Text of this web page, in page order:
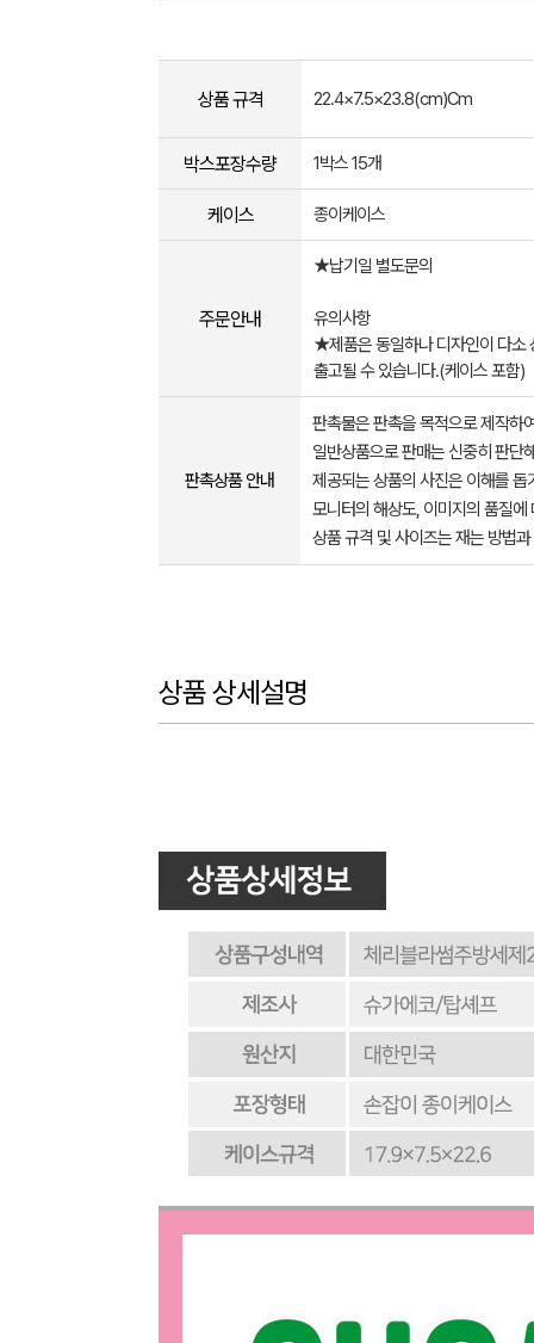
상품 규격 22.4×7.5×23.8(cm)Cm
박스포장수량 1박스 15개
케이스 종이케이스
주문안내
★납기일 별도문의
유의사항
★제품은 동일하나 디자인이 다소
출고될 수 있습니다.(케이스 포함)
판촉상품 안내
판촉물은 판촉을 목적으로 제작하
일반상품으로 판매는 신중히 판단
제공되는 상품의 사진은 이해를
모니터의 해상도, 이미지의 품질
상품 규격 및 사이즈는 재는 방법
상품 상세설명